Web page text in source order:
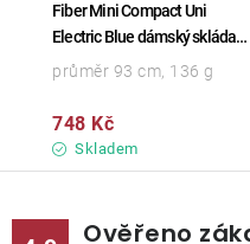
Fiber Mini Compact Uni
Electric Blue dámský skládací
deštník
Skladem
748 Kč
průměr 93 cm, 136 g
Ověřeno